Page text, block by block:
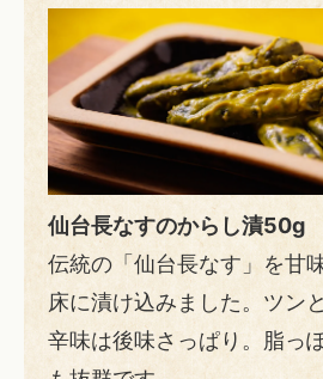
仙台長なすのからし漬50g
伝統の「仙台長なす」を甘
床に漬け込みました。ツン
辛味は後味さっぱり。脂っ